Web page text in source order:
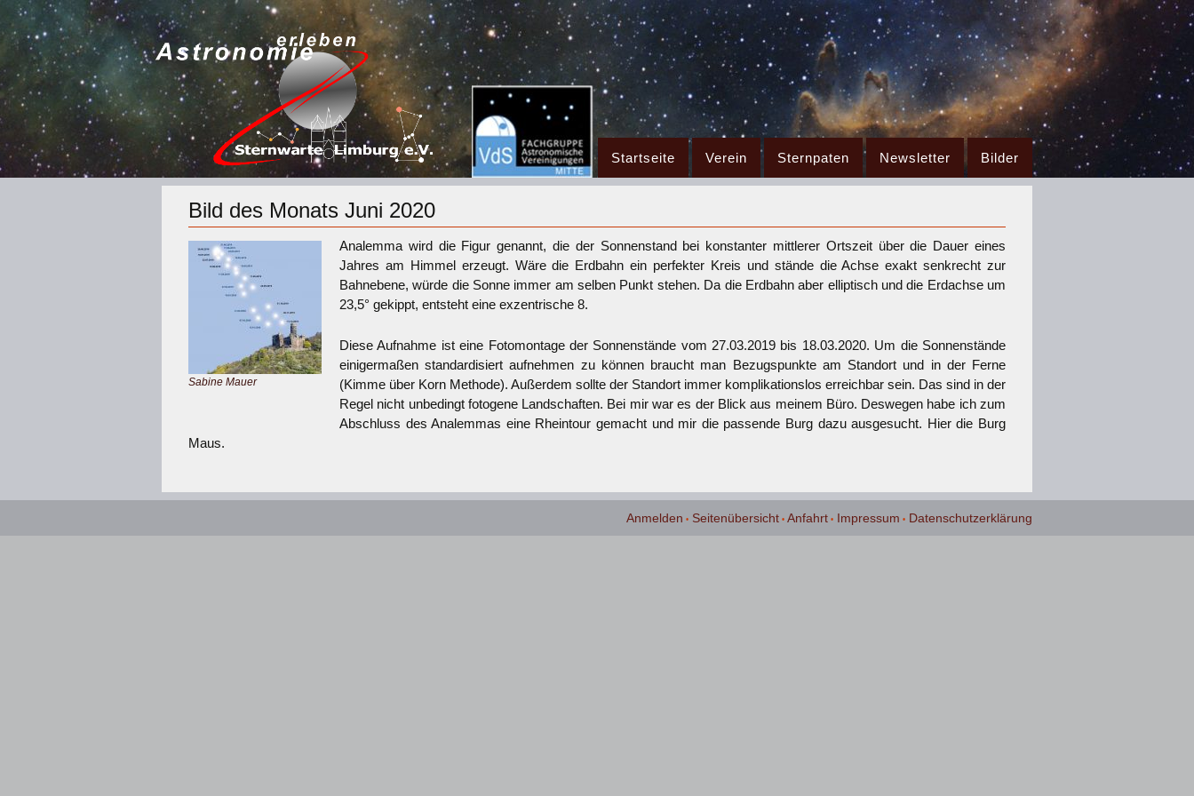
Inhalt
springen
Startseite Verein Sternpaten Newsletter Bilder
Bild des Monats Juni 2020
Sabine Mauer
Analemma wird die Figur genannt, die der Sonnenstand bei konstanter mittlerer Ortszeit über die Dauer eines
Jahres am Himmel erzeugt. Wäre die Erdbahn ein perfekter Kreis und stände die Achse exakt senkrecht zur
Bahnebene, würde die Sonne immer am selben Punkt stehen. Da die Erdbahn aber elliptisch und die Erdachse um
23,5° gekippt, entsteht eine exzentrische 8.
Diese Aufnahme ist eine Fotomontage der Sonnenstände vom 27.03.2019 bis 18.03.2020. Um die Sonnenstände
einigermaßen standardisiert aufnehmen zu können braucht man Bezugspunkte am Standort und in der Ferne
(Kimme über Korn Methode). Außerdem sollte der Standort immer komplikationslos erreichbar sein. Das sind in der
Regel nicht unbedingt fotogene Landschaften. Bei mir war es der Blick aus meinem Büro. Deswegen habe ich zum
Abschluss des Analemmas eine Rheintour gemacht und mir die passende Burg dazu ausgesucht. Hier die Burg
Maus.
Anmelden Seitenübersicht Anfahrt Impressum Datenschutzerklärung